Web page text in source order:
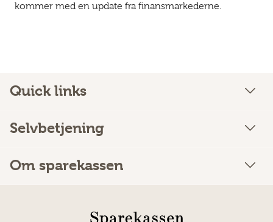
kommer med en update fra finansmarkederne.
Quick links
Selvbetjening
Om sparekassen